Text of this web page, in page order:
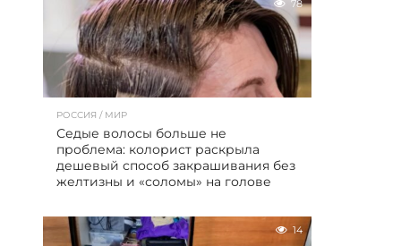
78
РОССИЯ / МИР
Седые волосы больше не
проблема: колорист раскрыла
дешевый способ закрашивания без
желтизны и «соломы» на голове
14